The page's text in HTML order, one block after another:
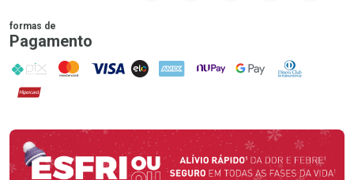
formas de
Pagamento
PIX MasterCard
VISA ELO AMEX NuPay Google PayDiners Club
Hipercard
Promoção em Destaque